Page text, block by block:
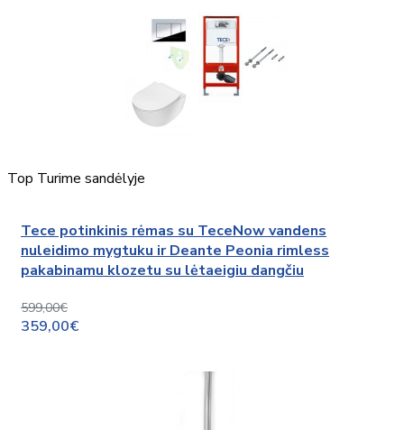
Top Turime sandėlyje
Tece potinkinis rėmas su TeceNow vandens
nuleidimo mygtuku ir Deante Peonia rimless
pakabinamu klozetu su lėtaeigiu dangčiu
599,00€
359,00€